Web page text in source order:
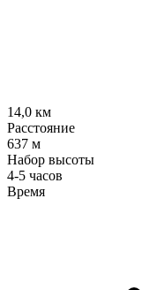
14,0 км
Расстояние
637 м
Набор высоты
4-5 часов
Время